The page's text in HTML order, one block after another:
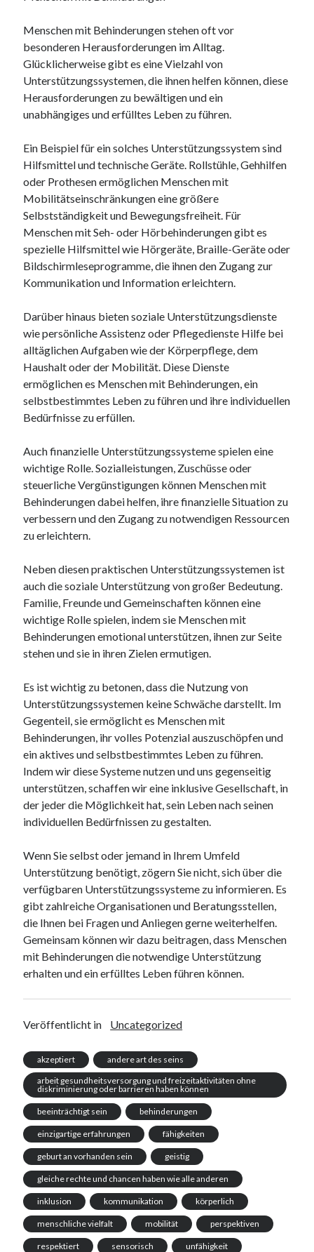
Menschen mit Behinderungen stehen oft vor
besonderen Herausforderungen im Alltag.
Glücklicherweise gibt es eine Vielzahl von
Unterstützungssystemen, die ihnen helfen können, diese
Herausforderungen zu bewältigen und ein
unabhängiges und erfülltes Leben zu führen.
Ein Beispiel für ein solches Unterstützungssystem sind
Hilfsmittel und technische Geräte. Rollstühle, Gehhilfen
oder Prothesen ermöglichen Menschen mit
Mobilitätseinschränkungen eine größere
Selbstständigkeit und Bewegungsfreiheit. Für
Menschen mit Seh- oder Hörbehinderungen gibt es
spezielle Hilfsmittel wie Hörgeräte, Braille-Geräte oder
Bildschirmleseprogramme, die ihnen den Zugang zur
Kommunikation und Information erleichtern.
Darüber hinaus bieten soziale Unterstützungsdienste
wie persönliche Assistenz oder Pflegedienste Hilfe bei
alltäglichen Aufgaben wie der Körperpflege, dem
Haushalt oder der Mobilität. Diese Dienste
ermöglichen es Menschen mit Behinderungen, ein
selbstbestimmtes Leben zu führen und ihre individuellen
Bedürfnisse zu erfüllen.
Auch finanzielle Unterstützungssysteme spielen eine
wichtige Rolle. Sozialleistungen, Zuschüsse oder
steuerliche Vergünstigungen können Menschen mit
Behinderungen dabei helfen, ihre finanzielle Situation zu
verbessern und den Zugang zu notwendigen Ressourcen
zu erleichtern.
Neben diesen praktischen Unterstützungssystemen ist
auch die soziale Unterstützung von großer Bedeutung.
Familie, Freunde und Gemeinschaften können eine
wichtige Rolle spielen, indem sie Menschen mit
Behinderungen emotional unterstützen, ihnen zur Seite
stehen und sie in ihren Zielen ermutigen.
Es ist wichtig zu betonen, dass die Nutzung von
Unterstützungssystemen keine Schwäche darstellt. Im
Gegenteil, sie ermöglicht es Menschen mit
Behinderungen, ihr volles Potenzial auszuschöpfen und
ein aktives und selbstbestimmtes Leben zu führen.
Indem wir diese Systeme nutzen und uns gegenseitig
unterstützen, schaffen wir eine inklusive Gesellschaft, in
der jeder die Möglichkeit hat, sein Leben nach seinen
individuellen Bedürfnissen zu gestalten.
Wenn Sie selbst oder jemand in Ihrem Umfeld
Unterstützung benötigt, zögern Sie nicht, sich über die
verfügbaren Unterstützungssysteme zu informieren. Es
gibt zahlreiche Organisationen und Beratungsstellen,
die Ihnen bei Fragen und Anliegen gerne weiterhelfen.
Gemeinsam können wir dazu beitragen, dass Menschen
mit Behinderungen die notwendige Unterstützung
erhalten und ein erfülltes Leben führen können.
Veröffentlicht in Uncategorized
akzeptiert
andere art des seins
arbeit gesundheitsversorgung und freizeitaktivitäten ohne
diskriminierung oder barrieren haben können
beeinträchtigt sein behinderungen
einzigartige erfahrungen fähigkeiten
geburt an vorhanden sein geistig
gleiche rechte und chancen haben wie alle anderen
inklusion kommunikation körperlich
menschliche vielfalt mobilität perspektiven
respektiert sensorisch unfähigkeit